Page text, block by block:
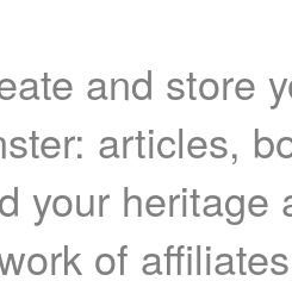
and store
articles,
your heritage
of